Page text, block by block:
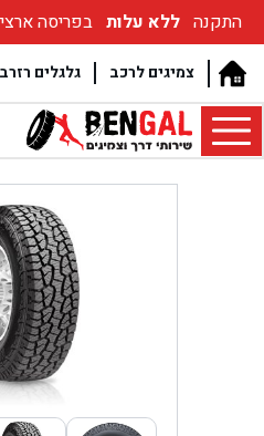
התקנה ללא עלות בפריסה
גלגלים צמיגים לרכב